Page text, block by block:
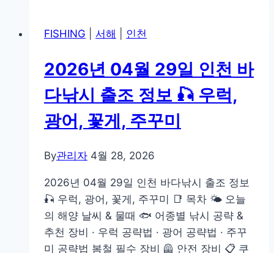
꾸
30
인
천
바
다
시
조
정
보
🎣
FISHING 서해 인천
2026년 04월 29일 인천 바
다낚시 출조 정보 🎣 우럭,
광어, 꽃게, 주꾸미
By관리자 4월 28, 2026
2026년 04월 29일 인천 바다낚시 출조 정보
🎣 우럭, 광어, 꽃게, 주꾸미 📑 목차 🌤️ 오늘
의 해양 날씨 & 물때 🐟 어종별 낚시 공략 &
추천 장비 · 우럭 공략법 · 광어 공략법 · 주꾸
미 공략법 봄철 필수 장비 🦺 안전 장비 📋 쿠